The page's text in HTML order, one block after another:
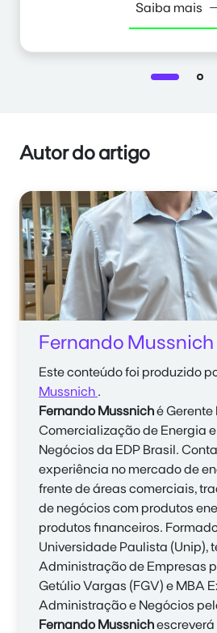
Saiba mais
Autor do artigo
Fernando Mussnich
Este conteúdo foi produzido
Mussnich .
Fernando Mussniché
Comercialização de Energia
Negócios da EDP Brasil.
experiência no mercado de
frente de áreas comerciais,
de negócios com produtos
produtos financeiros.
Universidade Paulista (Unip),
Administração de Empresas
Getúlio Vargas (FGV) e MBA
Administração e Negócios
Fernando Mussnich